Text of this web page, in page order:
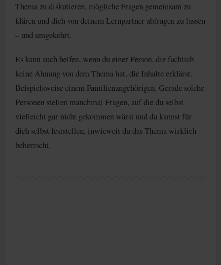
Thema zu diskutieren, mögliche Fragen gemeinsam zu
klären und dich von deinem Lernpartner abfragen zu lassen
– und umgekehrt.
Es kann auch helfen, wenn du einer Person, die fachlich
keine Ahnung von dem Thema hat, die Inhalte erklärst.
Beispielsweise einem Familienangehörigen. Gerade solche
Personen stellen manchmal Fragen, auf die du selbst
vielleicht gar nicht gekommen wärst und du kannst für
dich selbst feststellen, inwieweit du das Thema wirklich
beherrscht.